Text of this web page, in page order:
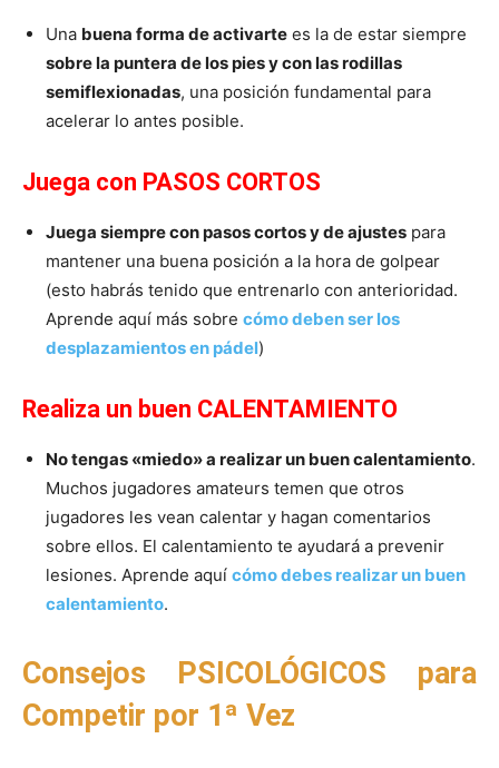
Una buena forma de activarte es la de estar siempre
sobre la puntera de los pies y con las rodillas
semiflexionadas, una posición fundamental para
acelerar lo antes posible.
Juega con PASOS CORTOS
Juega siempre con pasos cortos y de ajustes para
mantener una buena posición a la hora de golpear
(esto habrás tenido que entrenarlo con anterioridad.
Aprende aquí más sobre cómo deben ser los
desplazamientos en pádel)
Realiza un buen CALENTAMIENTO
No tengas «miedo» a realizar un buen calentamiento.
Muchos jugadores amateurs temen que otros
jugadores les vean calentar y hagan comentarios
sobre ellos. El calentamiento te ayudará a prevenir
lesiones. Aprende aquí cómo debes realizar un buen
calentamiento.
Consejos PSICOLÓGICOS para
Competir por 1ª Vez